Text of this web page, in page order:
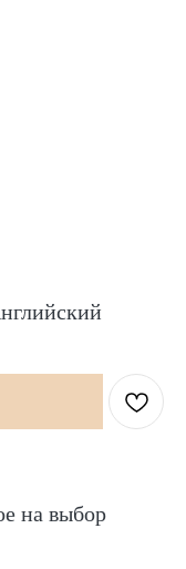
на выбор